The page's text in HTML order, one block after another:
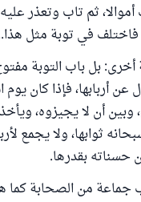
ثم تاب وتعذر عليه
فاختلف في توبة مثل
بل باب التوبة
عن أربابها، فإذا كان
وبين أن لا يجيزوه،
ثوابها، ولا يجمع
حسناته بقدرها.
من الصحابة كما